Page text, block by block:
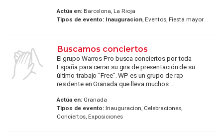
Actúa en:Barcelona, La Rioja
Tipos de evento: Inauguracion, Eventos, Fiesta mayor
Buscamos conciertos
El grupo Warros Pro busca conciertos por toda
España para cerrar su gira de presentación de su
último trabajo "Free". WP es un grupo de rap
residente en Granada que lleva muchos ...
Actúa en:Granada
Tipos de evento:Inauguracion, Celebraciones,
Conciertos, Exposiciones